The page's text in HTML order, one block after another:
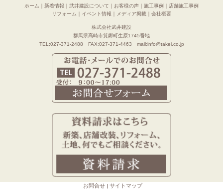
ホーム 新着情報 武井建設について お客様の声 施工事例
店舗施工事例
リフォーム
イベント情報 メディア掲載 会社概要
株式会社武井建設
群馬県高崎市箕郷町生原1745番地
TEL:027-371-2488 FAX:027-371-4463 mail:info@takei.co.jp
お問合せ サイトマップ